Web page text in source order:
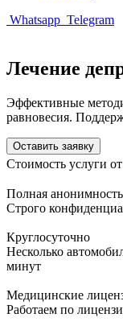
Whatsapp Telegram
Лечение
Эффективные
равновесия.
Оставить заявку
Стоимость услуги
Полная анонимность
Строго
Круглосуточно
Несколько
минут
Медицинские
Работаем по